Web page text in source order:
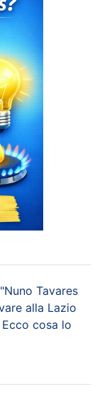
Tavares
alla Lazio
cosa lo